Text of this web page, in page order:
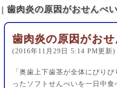
| 歯肉炎の原因がおせんべ
歯肉炎の原因がお
(2016年11月29日 5:14 PM更新)
「奥歯上下歯茎が全体にぴり
ったソフトせんべいを一日中